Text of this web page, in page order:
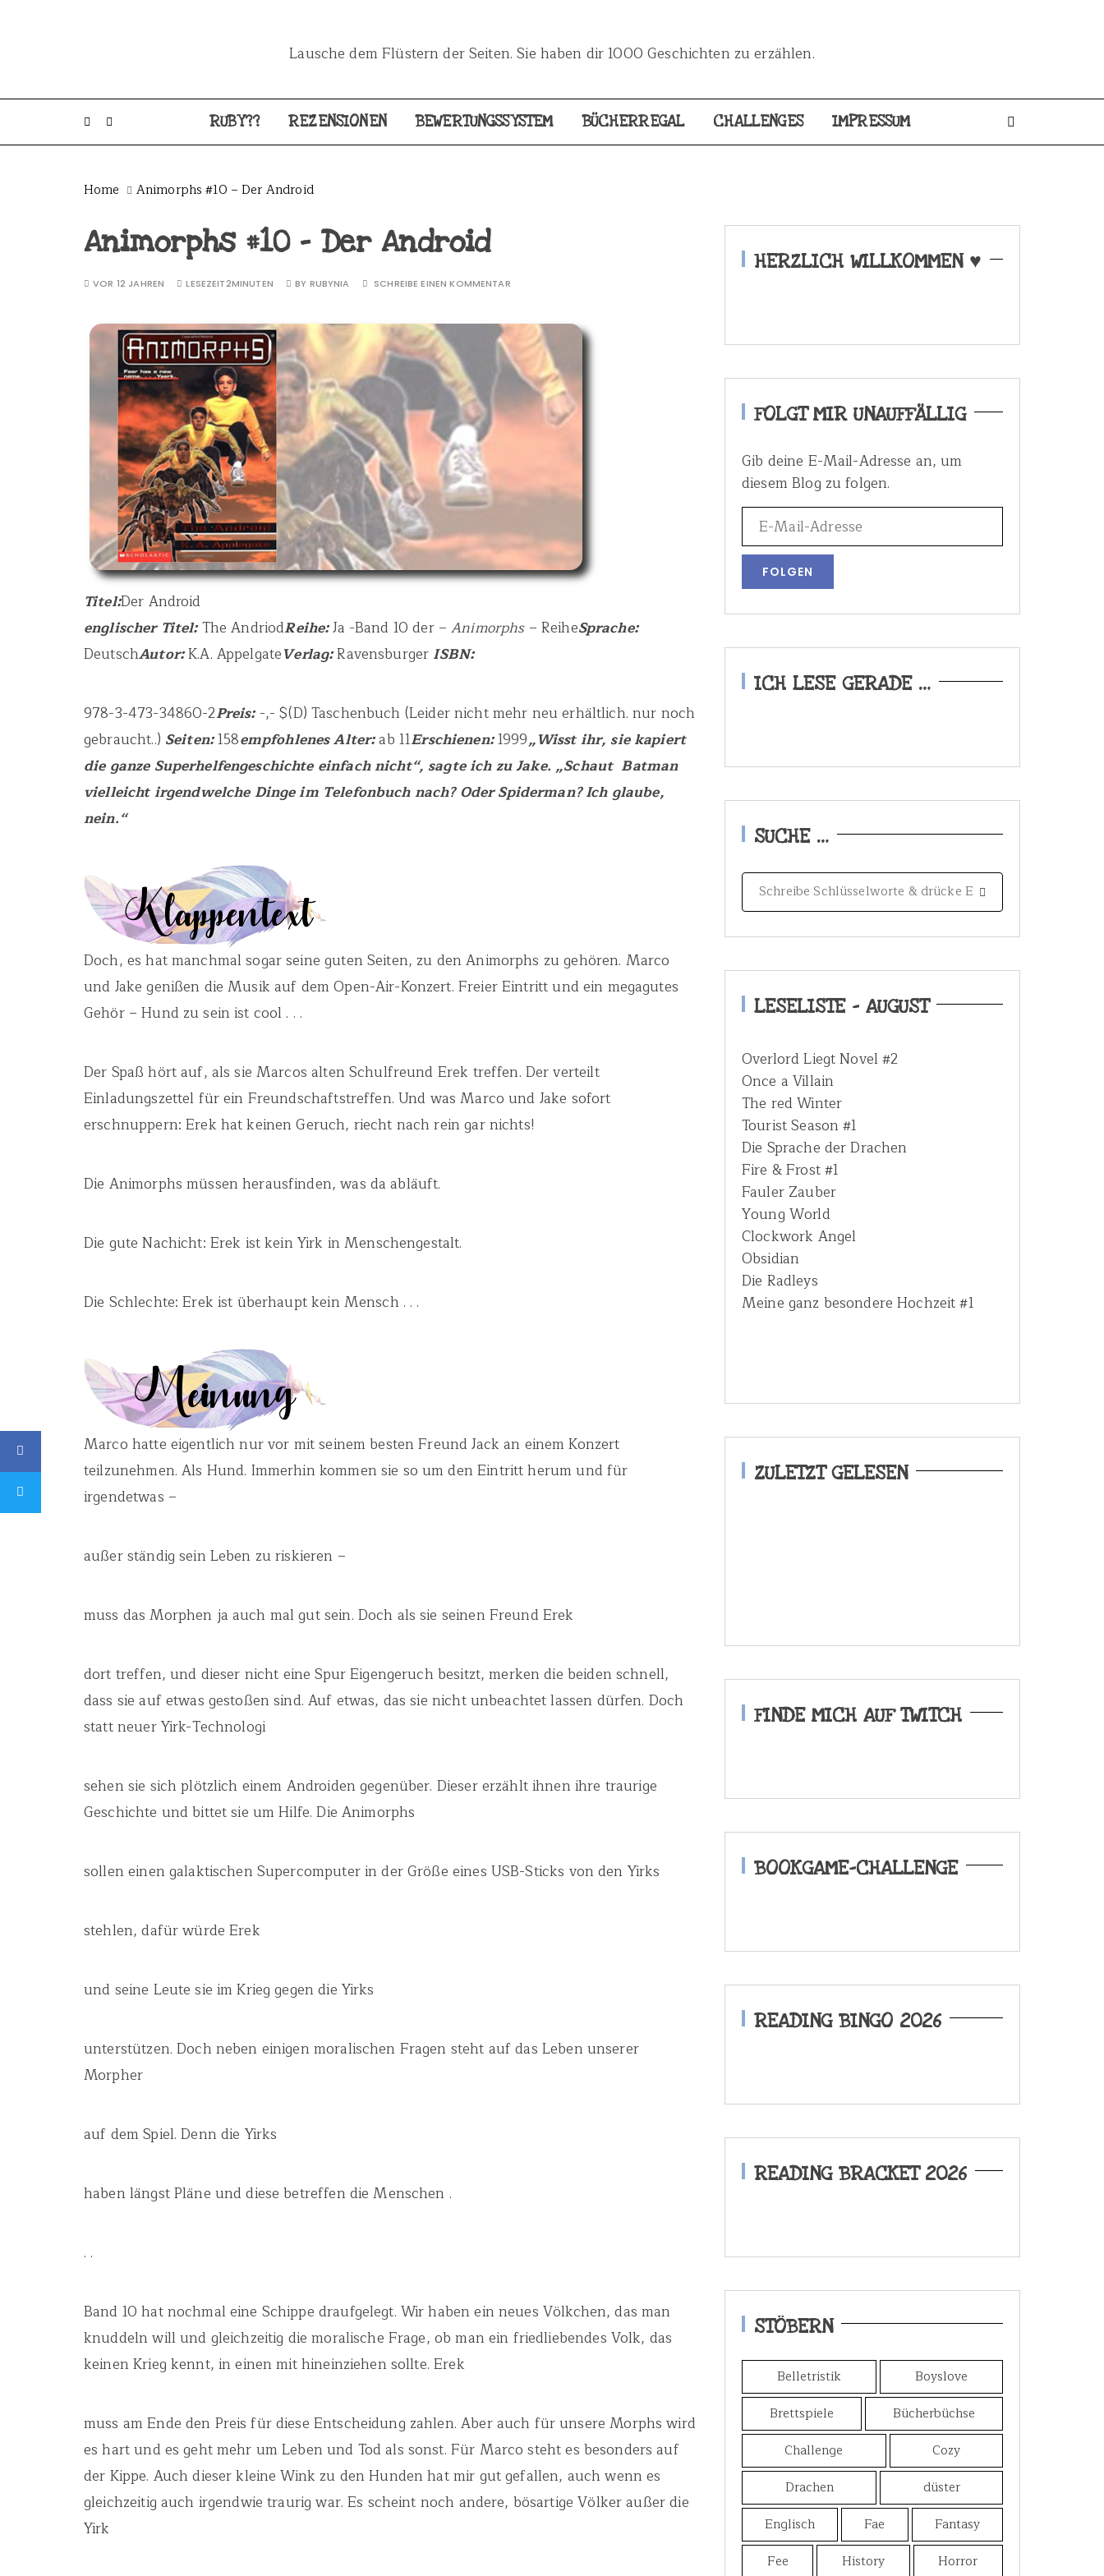
Lausche dem Flüstern der Seiten. Sie haben dir 1000 Geschichten zu erzählen.
RUBY?? REZENSIONEN BEWERTUNGSSYSTEM BÜCHERREGAL CHALLENGES IMPRESSUM
Home Animorphs #10 – Der Android
Animorphs #10 – Der Android
VOR 12 JAHREN LESEZEIT2MINUTEN BY RUBYNIA SCHREIBE EINEN KOMMENTAR
Titel:Der Android
englischer Titel:The AndriodReihe:Ja -Band 10 der –Animorphs– ReiheSprache:
DeutschAutor:K.A. AppelgateVerlag:Ravensburger ISBN:
978-3-473-34860-2Preis: -,- $(D) Taschenbuch (Leider nicht mehr neu erhältlich. nur noch
gebraucht..) Seiten:158empfohlenes Alter:ab 11Erschienen:1999„Wisst ihr, sie kapiert
die ganze Superhelfengeschichte einfach nicht“, sagte ich zu Jake. „Schaut Batman
vielleicht irgendwelche Dinge im Telefonbuch nach? Oder Spiderman? Ich glaube,
nein.“
Doch, es hat manchmal sogar seine guten Seiten, zu den Animorphs zu gehören. Marco
und Jake genißen die Musik auf dem Open-Air-Konzert. Freier Eintritt und ein megagutes
Gehör – Hund zu sein ist cool . . .
Der Spaß hört auf, als sie Marcos alten Schulfreund Erek treffen. Der verteilt
Einladungszettel für ein Freundschaftstreffen. Und was Marco und Jake sofort
erschnuppern: Erek hat keinen Geruch, riecht nach rein gar nichts!
Die Animorphs müssen herausfinden, was da abläuft.
Die gute Nachicht: Erek ist kein Yirk in Menschengestalt.
Die Schlechte: Erek ist überhaupt kein Mensch . . .
Marco hatte eigentlich nur vor mit seinem besten Freund Jack an einem Konzert
teilzunehmen. Als Hund. Immerhin kommen sie so um den Eintritt herum und für
irgendetwas –
außer ständig sein Leben zu riskieren –
muss das Morphen ja auch mal gut sein. Doch als sie seinen Freund Erek
dort treffen, und dieser nicht eine Spur Eigengeruch besitzt, merken die beiden schnell,
dass sie auf etwas gestoßen sind. Auf etwas, das sie nicht unbeachtet lassen dürfen. Doch
statt neuer Yirk-Technologi
sehen sie sich plötzlich einem Androiden gegenüber. Dieser erzählt ihnen ihre traurige
Geschichte und bittet sie um Hilfe. Die Animorphs
sollen einen galaktischen Supercomputer in der Größe eines USB-Sticks von den Yirks
stehlen, dafür würde Erek
und seine Leute sie im Krieg gegen die Yirks
unterstützen. Doch neben einigen moralischen Fragen steht auf das Leben unserer
Morpher
auf dem Spiel. Denn die Yirks
haben längst Pläne und diese betreffen die Menschen .
. .
Band 10 hat nochmal eine Schippe draufgelegt. Wir haben ein neues Völkchen, das man
knuddeln will und gleichzeitig die moralische Frage, ob man ein friedliebendes Volk, das
keinen Krieg kennt, in einen mit hineinziehen sollte. Erek
muss am Ende den Preis für diese Entscheidung zahlen. Aber auch für unsere Morphs wird
es hart und es geht mehr um Leben und Tod als sonst. Für Marco steht es besonders auf
der Kippe. Auch dieser kleine Wink zu den Hunden hat mir gut gefallen, auch wenn es
gleichzeitig auch irgendwie traurig war. Es scheint noch andere, bösartige Völker außer die
Yirk
HERZLICH WILLKOMMEN ♥
FOLGT MIR UNAUFFÄLLIG
Gib deine E-Mail-Adresse an, um
diesem Blog zu folgen.
ICH LESE GERADE …
SUCHE …
S
e
c
h
f
r
:
LESELISTE – AUGUST
Overlord Liegt Novel #2
Once a Villain
The red Winter
Tourist Season #1
Die Sprache der Drachen
Fire & Frost #1
Fauler Zauber
Young World
Clockwork Angel
Obsidian
Die Radleys
Meine ganz besondere Hochzeit #1
ZULETZT GELESEN
FINDE MICH AUF TWITCH
BOOKGAME-CHALLENGE
READING BINGO 2026
READING BRACKET 2026
STÖBERN
Belletristik
Boyslove
Brettspiele
Bücherbüchse
Challenge
Cozy
Drachen
düster
Englisch
Fae
Fantasy
Fee
History Horror